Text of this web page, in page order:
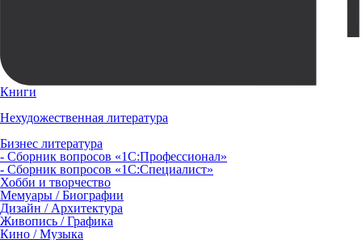
Книги
Нехудожественная литература
Бизнес литература
- Сборник вопросов «1С:Профессионал»
- Сборник вопросов «1С:Специалист»
Хобби и творчество
Мемуары / Биографии
Дизайн / Архитектура
Живопись / Графика
Кино / Музыка